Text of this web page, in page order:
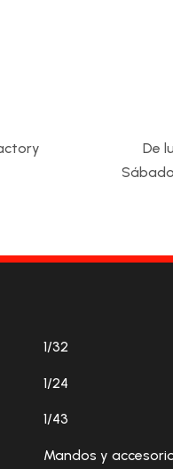
De
1/32
1/24
1/43
Mandos y